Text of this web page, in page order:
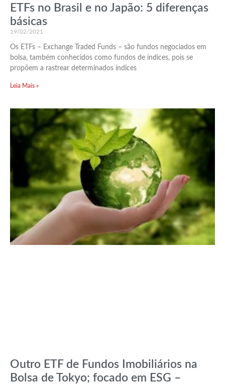
ETFs no Brasil e no Japão: 5 diferenças
básicas
19/02/2021
Os ETFs – Exchange Traded Funds – são fundos negociados em
bolsa, também conhecidos como fundos de índices, pois se
propõem a rastrear determinados índices
Leia Mais »
Outro ETF de Fundos Imobiliários na
Bolsa de Tokyo; focado em ESG –